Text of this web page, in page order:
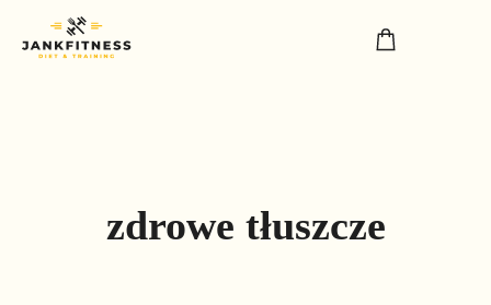
zdrowe tłuszcze